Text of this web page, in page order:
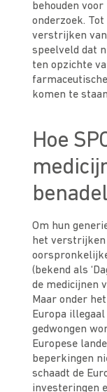
behouden
onderzoek.
verstrijken
speelveld dat
ten opzichte
komen te
Hoe
Om hun
het verstrijken
(bekend als
de medicijnen
Maar onder
Europa
gedwongen
Europese
beperkingen
schaadt de
investeringen